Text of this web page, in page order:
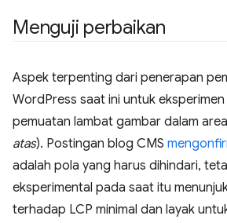
Menguji perbaikan
Aspek terpenting dari penerapan
WordPress saat ini untuk eksperimen
pemuatan lambat gambar dalam
atas). Postingan blog CMS
adalah pola yang harus dihindari,
eksperimental pada saat itu
terhadap LCP minimal dan layak